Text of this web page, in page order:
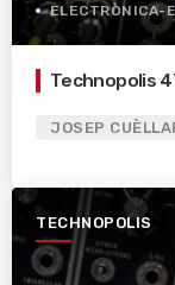
ELECTRÒNICA-
Technopolis
JOSEP
TECHNOPOLIS